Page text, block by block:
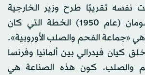
نفسه تقريبًا طرح وزير الخارجية
الفرنسي روبير شومان (عام 1950) الخطة التي كان
«جماعة الفحم والصلب الأوروبية».
كيان فيدرالي بين ألمانيا وفرنسا
والصلب، كون هذه الصناعة هي